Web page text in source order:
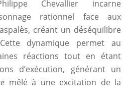
Chevallier incarne
rationnel face aux
créant un déséquilibre
dynamique permet au
réactions tout en étant
d’exécution, générant un
mêlé à une excitation de la